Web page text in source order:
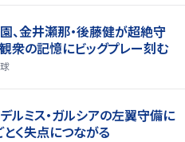
、金井瀬那・後藤健が超絶守
の記憶にビッグプレー刻む
ルミス・ガルシアの左翼守備に
く失点につながる